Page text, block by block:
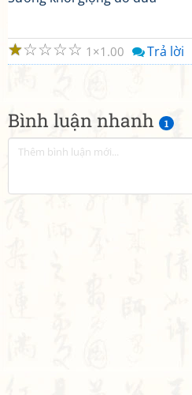
Bình luận nhanh 1
☆
☆
☆
☆
☆ 1 1.00 Trả lời